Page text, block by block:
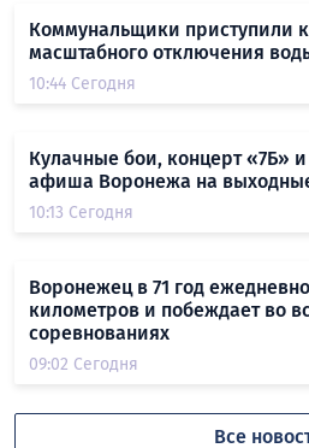
Коммунальщики приступили
масштабного отключения
10:44 Сегодня
Кулачные бои, концерт «7Б»
афиша Воронежа на
10:13 Сегодня
Воронежец в 71 год
километров и побеждает во
соревнованиях
09:02 Сегодня
Все